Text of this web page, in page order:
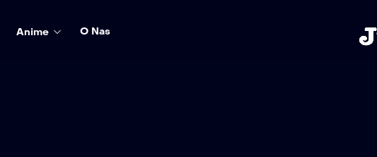
Anime O Nas